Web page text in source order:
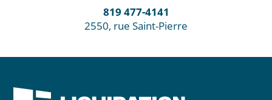
819 477-4141
2550, rue Saint-Pierre